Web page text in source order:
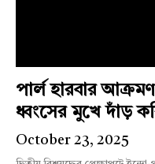
পার্ল হারবার
ধ্বংসের মুখে দাঁড়
October 23, 2025